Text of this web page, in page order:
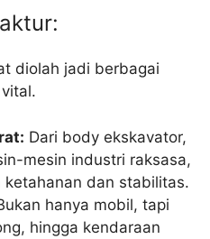
diolah jadi berbagai
Dari body ekskavator,
mesin industri raksasa,
dan stabilitas.
hanya mobil, tapi
hingga kendaraan